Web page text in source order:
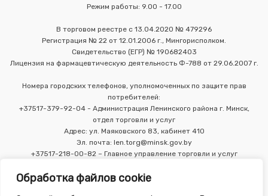
Обработка файлов cookie
Режим работы: 9.00 - 17.00
В торговом реестре с 13.04.2020 № 479296
Регистрация № 22 от 12.01.2006 г., Мингорисполком.
Свидетельство (ЕГР) № 190682403
Лицензия на фармацевтическую деятельность Ф-788 от 29.06.2007 г.
Номера городских телефонов, уполномоченных по защите прав
потребителей:
+37517-379-92-04 - Администрация Ленинского района г. Минск,
отдел торговли и услуг
Адрес: ул. Маяковского 83, кабинет 410
Эл. почта: len.torg@minsk.gov.by
+37517-218-00-82 – Главное управление торговли и услуг